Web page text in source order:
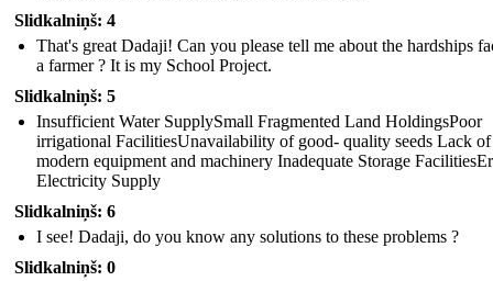
Slidkalniņš: 4
That's great Dadaji! Can you please tell me about the hardships
a farmer ? It is my School Project.
Slidkalniņš: 5
Insufficient Water SupplySmall Fragmented Land HoldingsPoor
irrigational FacilitiesUnavailability of good- quality seeds Lack of
modern equipment and machinery Inadequate Storage
Electricity Supply
Slidkalniņš: 6
I see! Dadaji, do you know any solutions to these problems ?
Slidkalniņš: 0